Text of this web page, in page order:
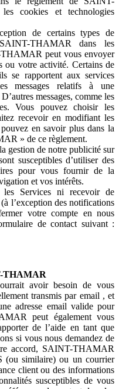
cookies et technologies
de certains types de
THAMAR dans les
peut vous envoyer
ou votre activité. Certains de
se rapportent aux services
messages relatifs à une
messages, comme les
Vous pouvez choisir les
recevoir en modifiant les
en savoir plus dans la
» de ce règlement.
gestion de notre publicité sur
susceptibles d’utiliser des
pour vous fournir de la
et vos intérêts.
Services ni recevoir de
l’exception des notifications
votre compte en nous
de contact suivant :
THAMAR
avoir besoin de vous
transmis par email , et
adresse email valide pour
peut également vous
de l’aide en tant que
si vous nous demandez de
accord, SAINT-THAMAR
(ou similaire) ou un courrier
client ou des informations
susceptibles de vous